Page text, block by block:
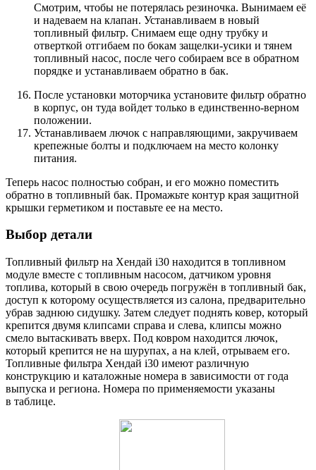
Смотрим, чтобы не потерялась резиночка. Вынимаем её
и надеваем на клапан. Устанавливаем в новый
топливный фильтр. Снимаем еще одну трубку и
отверткой отгибаем по бокам защелки-усики и тянем
топливный насос, после чего собираем все в обратном
порядке и устанавливаем обратно в бак.
После установки моторчика установите фильтр обратно
в корпус, он туда войдет только в единственно-верном
положении.
Устанавливаем лючок с направляющими, закручиваем
крепежные болты и подключаем на место колонку
питания.
Теперь насос полностью собран, и его можно поместить
обратно в топливный бак. Промажьте контур края защитной
крышки герметиком и поставьте ее на место.
Выбор детали
Топливный фильтр на Хендай i30 находится в топливном
модуле вместе с топливным насосом, датчиком уровня
топлива, который в свою очередь погружён в топливный бак,
доступ к которому осуществляется из салона, предварительно
убрав заднюю сидушку. Затем следует поднять ковер, который
крепится двумя клипсами справа и слева, клипсы можно
смело вытаскивать вверх. Под ковром находится лючок,
который крепится не на шурупах, а на клей, отрываем его.
Топливные фильтра Хендай i30 имеют различную
конструкцию и каталожные номера в зависимости от года
выпуска и региона. Номера по применяемости указаны
в таблице.